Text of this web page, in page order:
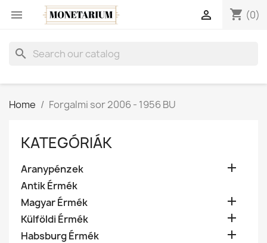
 shopping_cart (0)

search
Home Forgalmi sor 2006 - 1956 BU
KATEGÓRIÁK
Aranypénzek 
Antik Érmék
Magyar Érmék

Külföldi Érmék 
Habsburg Érmék 